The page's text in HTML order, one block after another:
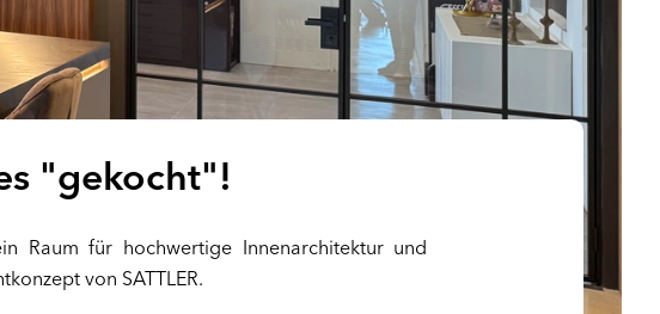
"gekocht"!
Raum für hochwertige Innenarchitektur und
von SATTLER.